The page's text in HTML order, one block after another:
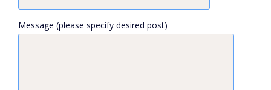
Message (please specify desired post)